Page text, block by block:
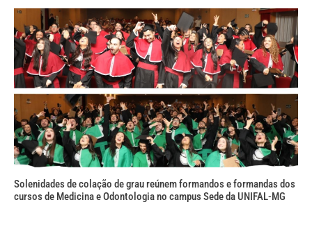
Solenidades de colação de grau reúnem formandos e formandas dos
cursos de Medicina e Odontologia no campus Sede da UNIFAL-MG